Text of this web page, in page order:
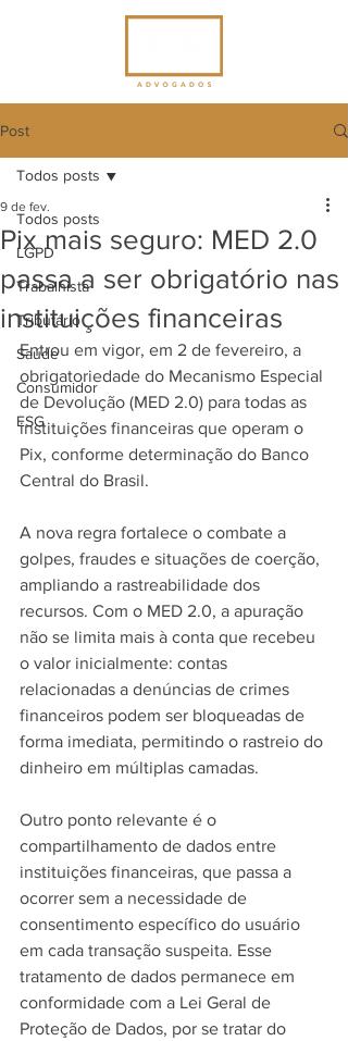
Post
Todos posts
LGPD
Trabalhista
Tributário
Saúde
Consumidor
ESG
Todos posts
Pix mais seguro: MED 2.0
passa a ser obrigatório nas
instituições financeiras
9 de fev.
Entrou em vigor, em 2 de fevereiro, a
obrigatoriedade do Mecanismo Especial
de Devolução (MED 2.0) para todas as
instituições financeiras que operam o
Pix, conforme determinação do Banco
Central do Brasil.
A nova regra fortalece o combate a
golpes, fraudes e situações de coerção,
ampliando a rastreabilidade dos
recursos. Com o MED 2.0, a apuração
não se limita mais à conta que recebeu
o valor inicialmente: contas
relacionadas a denúncias de crimes
financeiros podem ser bloqueadas de
forma imediata, permitindo o rastreio do
dinheiro em múltiplas camadas.
Outro ponto relevante é o
compartilhamento de dados entre
instituições financeiras, que passa a
ocorrer sem a necessidade de
consentimento específico do usuário
em cada transação suspeita. Esse
tratamento de dados permanece em
conformidade com a Lei Geral de
Proteção de Dados, por se tratar do